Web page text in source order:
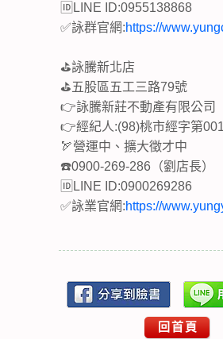
🆔LINE ID:0955138868
✅詠群官網:https://
⛳詠騰新北店
⛳五股區五工三路79號
👉詠騰新莊不動產有限公司
👉經紀人:(98)桃市經字第
🏹營運中、擴大徵才中
☎️0900-269-286（劉店長）
🆔LINE ID:0900269286
✅詠業官網:https://
回首頁